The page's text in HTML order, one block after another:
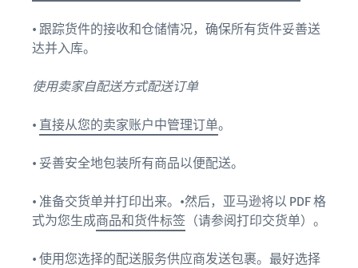
• 跟踪货件的接收和仓储情况，确保所有货件妥善送
达并入库。
使用卖家自配送方式配送订单
• 直接从您的卖家账户中管理订单。
• 妥善安全地包装所有商品以便配送。
• 准备交货单并打印出来。•然后，亚马逊将以 PDF 格
式为您生成商品和货件标签 （请参阅打印交货单）。
• 使用您选择的配送服务供应商发送包裹。最好选择